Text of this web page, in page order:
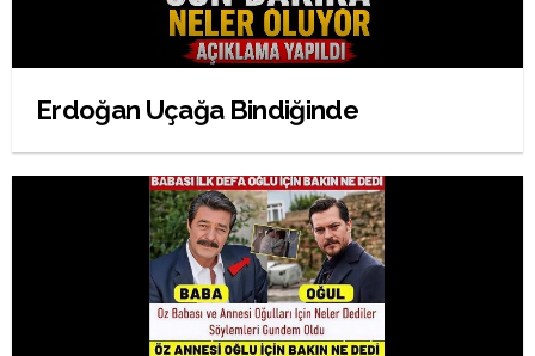
Erdoğan Uçağa Bindiğinde